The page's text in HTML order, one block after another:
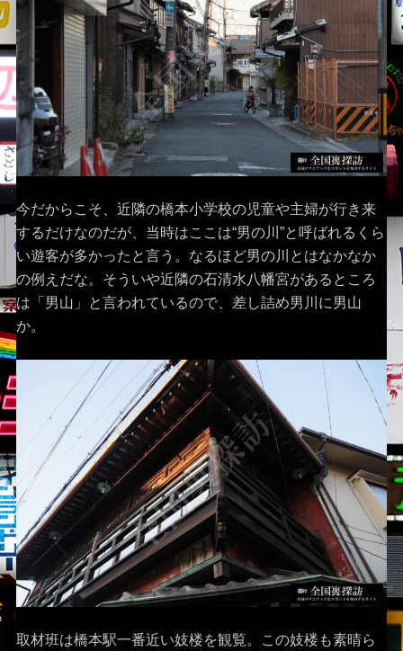
今だからこそ、近隣の橋本小学校の児童や主婦が行き来
するだけなのだが、当時はここは“男の川”と呼ばれるくら
い遊客が多かったと言う。なるほど男の川とはなかなか
の例えだな。そういや近隣の石清水八幡宮があるところ
は「男山」と言われているので、差し詰め男川に男山
か。
取材班は橋本駅一番近い妓楼を観覧。この妓楼も素晴ら